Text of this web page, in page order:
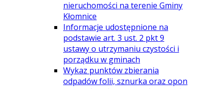
nieruchomości na terenie Gminy
Kłomnice
Informacje udostępnione na
podstawie art. 3 ust. 2 pkt 9
ustawy o utrzymaniu czystości i
porządku w gminach
Wykaz punktów zbierania
odpadów folii, sznurka oraz opon